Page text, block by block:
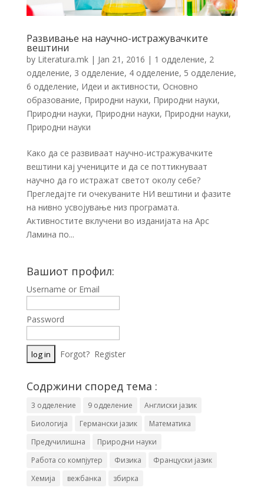
Развивање на научно-истражувачките
вештини
by Literatura.mk| Jan 21, 2016 | 1 одделение, 2
одделение, 3 одделение, 4 одделение, 5 одделение,
6 одделение, Идеи и активности, Основно
образование, Природни науки, Природни науки,
Природни науки, Природни науки, Природни науки,
Природни науки
Како да се развиваат научно-истражувачките
вештини кај учениците и да се поттикнуваат
научно да го истражат светот околу себе?
Прегледајте ги очекуваните НИ вештини и фазите
на нивно усвојување низ програмата.
Активностите вклучени во изданијата на Арс
Ламина по...
Вашиот профил:
Username or Email
Password
Forgot? Register
Содржини според тема :
3 одделение 9 одделение
Англиски јазик
Биологија
Германски јазик
Математика
Предучилишна
Природни науки
Работа со компјутер
Физика
Француски јазик
Хемија
вежбанка збирка